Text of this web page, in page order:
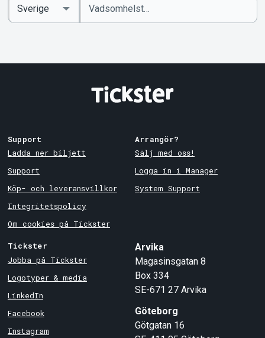
sökord
Country
Support
Ladda ner biljett
Support
Köp- och leveransvillkor
Integritetspolicy
Om cookies på Tickster
Arrangör?
Sälj med oss!
Logga in i Manager
System Support
Tickster
Jobba på Tickster
Logotyper & media
LinkedIn
Facebook
Instagram
Arvika
Magasinsgatan 8
Box 334
SE-671 27 Arvika
Göteborg
Götgatan 16